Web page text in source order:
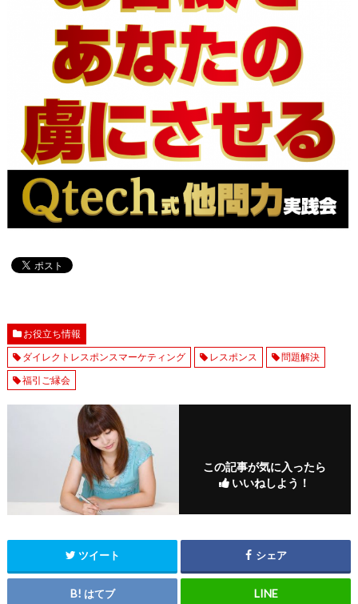
お役立ち情報
ダイレクトレスポンスマーケティング
レスポンス
問題解決
福引ご縁会
この記事が気に入ったら
いいねしよう！
ツイート シェア
はてブ